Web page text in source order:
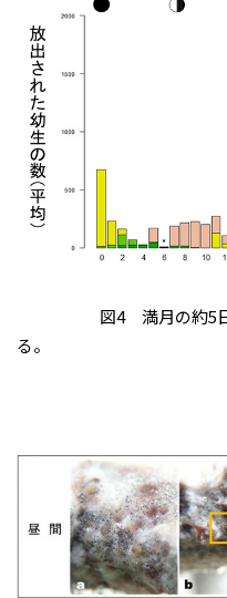
図4 満月の約5日後
る。